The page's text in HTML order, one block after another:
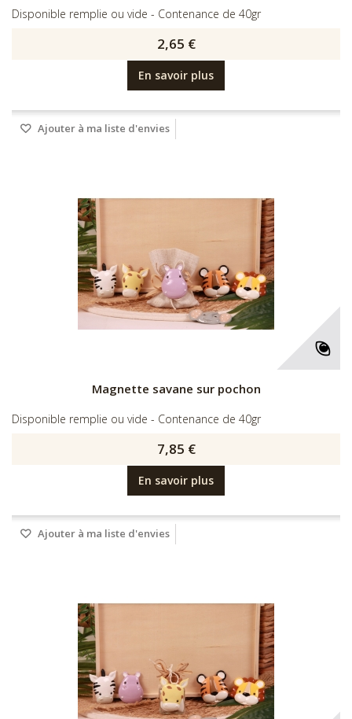
Disponible remplie ou vide - Contenance de 40gr
2,65 €
En savoir plus
Ajouter à ma liste d'envies
Magnette savane sur pochon
Disponible remplie ou vide - Contenance de 40gr
7,85 €
En savoir plus
Ajouter à ma liste d'envies